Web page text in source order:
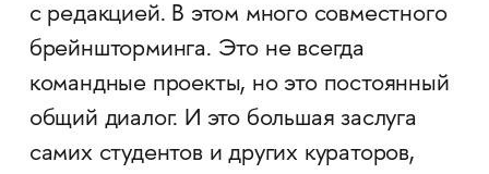
с редакцией. В этом много совместного
брейншторминга. Это не всегда
командные проекты, но это постоянный
общий диалог. И это большая заслуга
самих студентов и других кураторов,